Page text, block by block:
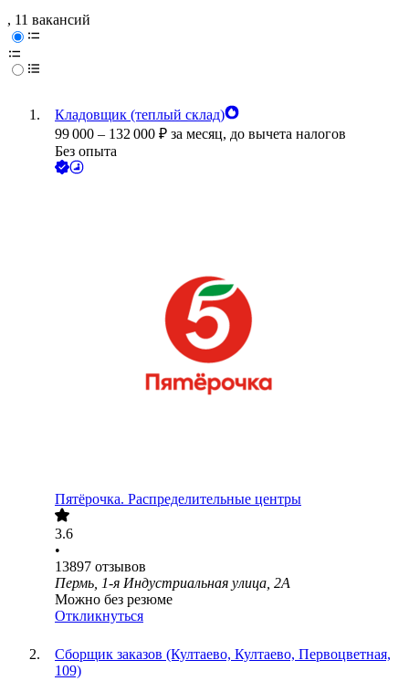
, 11 вакансий
Кладовщик (теплый склад)
99 000 – 132 000 ₽ за месяц, до вычета налогов
Без опыта
Пятёрочка. Распределительные центры
3.6
•
13897 отзывов
Пермь, 1-я Индустриальная улица, 2А
Можно без резюме
Откликнуться
Сборщик заказов (Култаево, Култаево, Первоцветная,
109)